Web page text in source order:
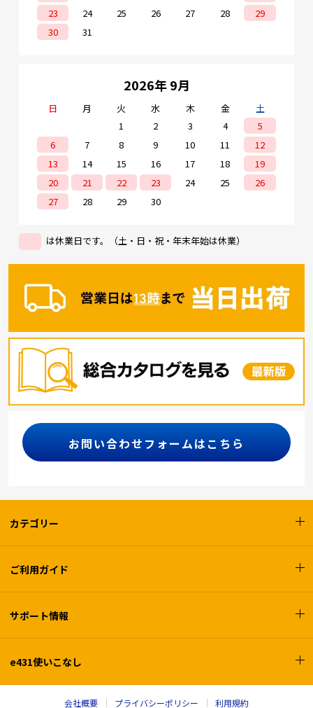
23
24 25 26 27 28
29
30
31
2026年 9月
日 月 火 水 木 金
土
1
2 3 4
5
6
7 8 9 10 11
12
13
14 15 16 17 18
19
20
21 22 23 24 25
26
27
28 29 30
は休業日です。（土・日・祝・年末年始は休業）
お問い合わせフォームはこちら
カテゴリー
ご利用ガイド
サポート情報
e431使いこなし
会社概要 プライバシーポリシー 利用規約